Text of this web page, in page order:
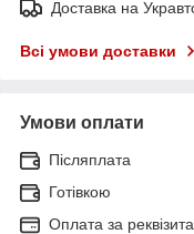
Доставка на
Всі умови доставки
Умови оплати
Післяплата
Готівкою
Оплата за